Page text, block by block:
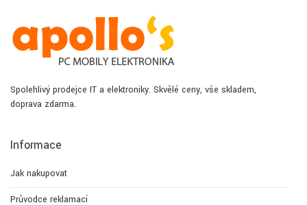
Spolehlivý prodejce IT a elektroniky. Skvělé ceny, vše skladem,
doprava zdarma.
Informace
Jak nakupovat
Průvodce reklamací